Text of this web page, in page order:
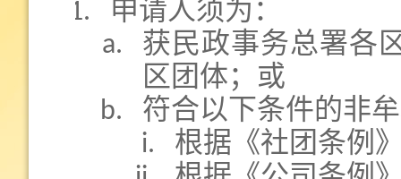
申请人须为：
获民政事务总署各
区团体；或
符合以下条件的非
根据《社团条例